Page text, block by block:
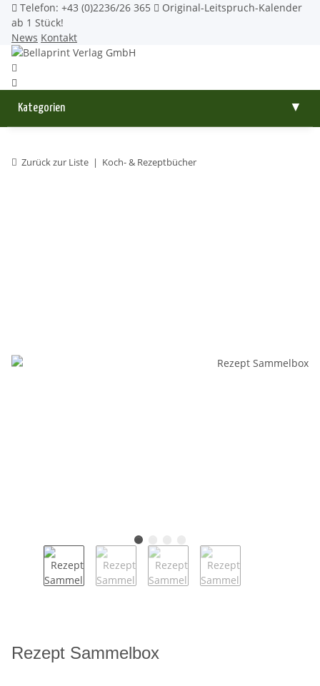
Telefon: +43 (0)2236/26 365
Original-Leitspruch-Kalender
ab 1 Stück!
News Kontakt
Kategorien ▼
Zurück zur Liste Koch- & Rezeptbücher
Rezept Sammelbox